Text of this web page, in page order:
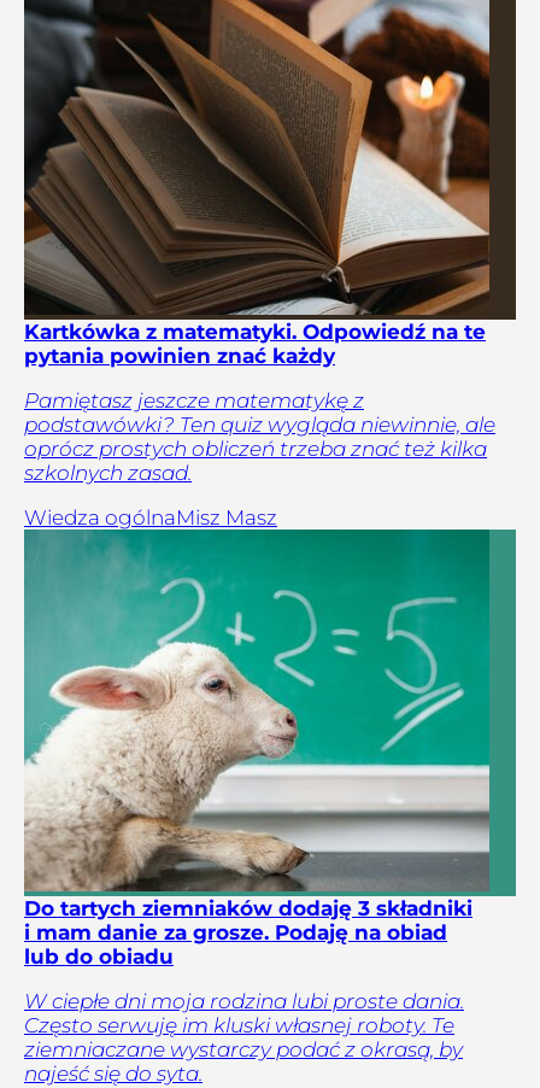
Kartkówka z matematyki. Odpowiedź na te
pytania powinien znać każdy
Pamiętasz jeszcze matematykę z
podstawówki? Ten quiz wygląda niewinnie, ale
oprócz prostych obliczeń trzeba znać też kilka
szkolnych zasad.
Wiedza ogólnaMisz Masz
Do tartych ziemniaków dodaję 3 składniki
i mam danie za grosze. Podaję na obiad
lub do obiadu
W ciepłe dni moja rodzina lubi proste dania.
Często serwuję im kluski własnej roboty. Te
ziemniaczane wystarczy podać z okrasą, by
najeść się do syta.